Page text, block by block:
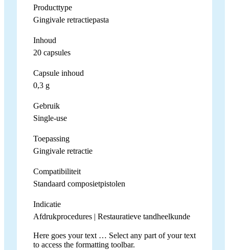
Producttype
Gingivale retractiepasta
Inhoud
20 capsules
Capsule inhoud
0,3 g
Gebruik
Single-use
Toepassing
Gingivale retractie
Compatibiliteit
Standaard composietpistolen
Indicatie
Afdrukprocedures | Restauratieve tandheelkunde
Here goes your text … Select any part of your text
to access the formatting toolbar.